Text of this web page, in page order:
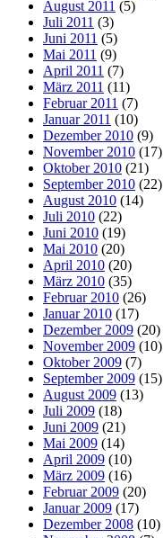
August 2011 (5)
Juli 2011 (3)
Juni 2011 (5)
Mai 2011 (9)
April 2011 (7)
März 2011 (11)
Februar 2011 (7)
Januar 2011 (10)
Dezember 2010 (9)
November 2010 (17)
Oktober 2010 (21)
September 2010 (22)
August 2010 (14)
Juli 2010 (22)
Juni 2010 (19)
Mai 2010 (20)
April 2010 (20)
März 2010 (35)
Februar 2010 (26)
Januar 2010 (17)
Dezember 2009 (20)
November 2009 (10)
Oktober 2009 (7)
September 2009 (15)
August 2009 (13)
Juli 2009 (18)
Juni 2009 (21)
Mai 2009 (14)
April 2009 (10)
März 2009 (16)
Februar 2009 (20)
Januar 2009 (17)
Dezember 2008 (10)